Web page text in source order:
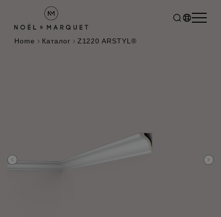
Home Каталог Z1220 ARSTYL®